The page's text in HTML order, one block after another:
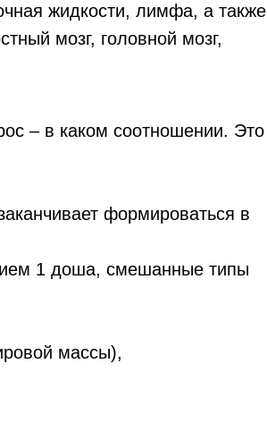
жидкости, лимфа, а также
мозг, головной мозг,
– в каком соотношении. Это
формироваться в
1 доша, смешанные типы
массы),